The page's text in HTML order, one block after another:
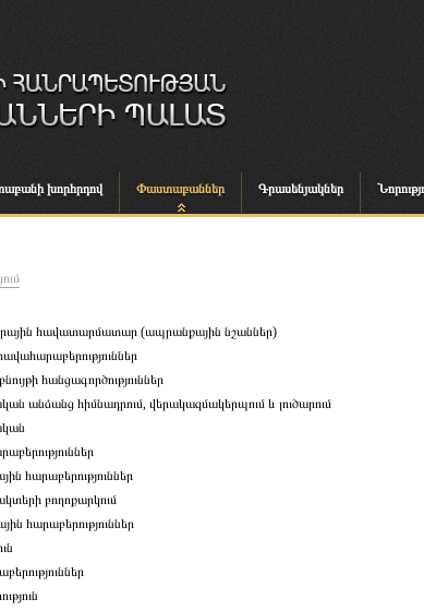
խորհրդով Փաստաբաններ Գրասենյակներ
հավատարմատար (ապրանքային նշաններ)
հանցագործություններ
անձանց հիմնադրում, վերակազմակերպում և լուծարում
հարաբերություններ
բողոքարկում
հարաբերություններ